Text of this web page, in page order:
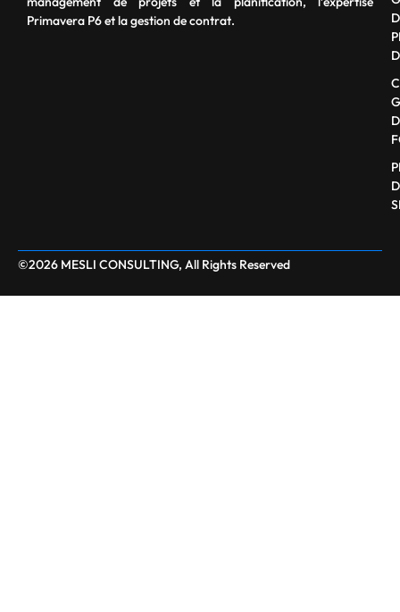
Primavera P6 et la gestion de contrat.
©2026 MESLI CONSULTING, All Rights Reserved